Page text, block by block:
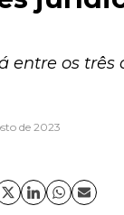
entre os
de 2023